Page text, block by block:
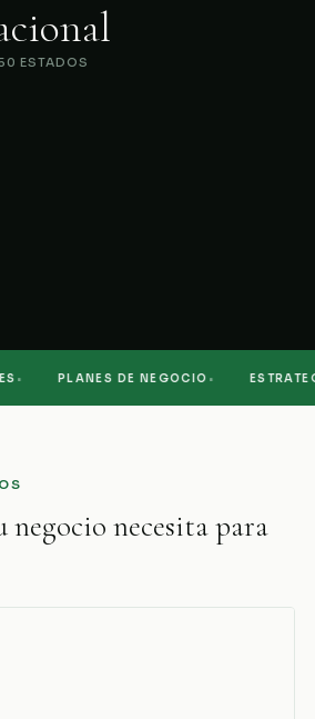
ESTADOS
PLANES DE NEGOCIO·
negocio necesita para